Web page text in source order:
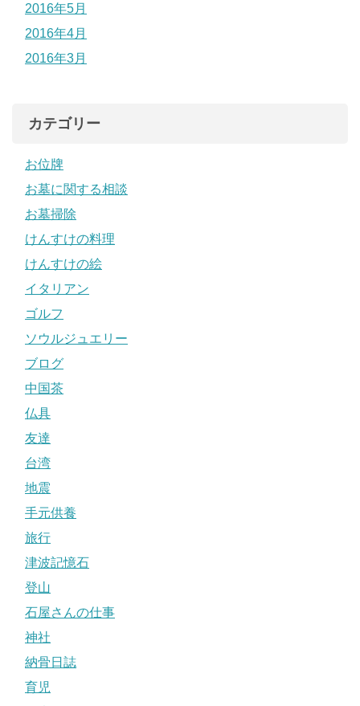
2016年5月
2016年4月
2016年3月
カテゴリー
お位牌
お墓に関する相談
お墓掃除
けんすけの料理
けんすけの絵
イタリアン
ゴルフ
ソウルジュエリー
ブログ
中国茶
仏具
友達
台湾
地震
手元供養
旅行
津波記憶石
登山
石屋さんの仕事
神社
納骨日誌
育児